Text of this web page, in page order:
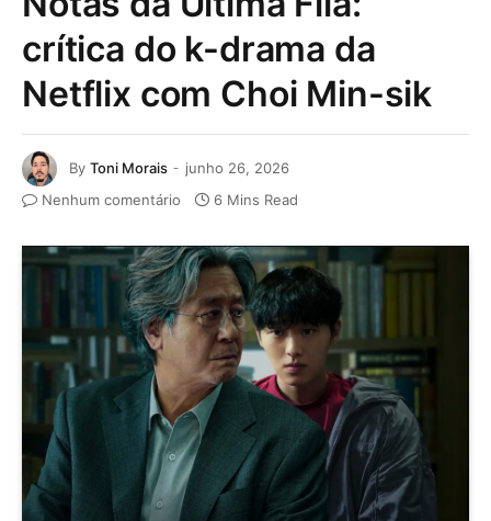
crítica do k-drama da
Netflix com Choi Min-sik
By Toni Morais
junho 26, 2026
Nenhum comentário
6 Mins Read